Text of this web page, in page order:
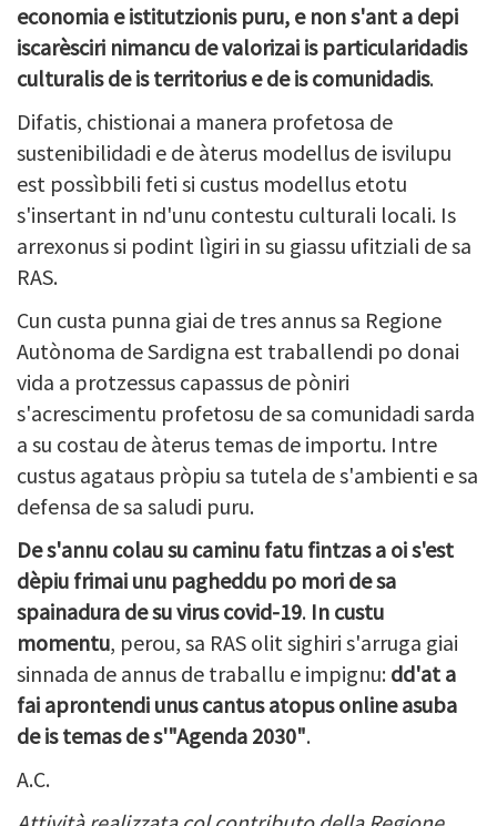
economia e istitutzionis puru, e non s'ant a depi
iscarèsciri nimancu de valorizai is particularidadis
culturalis de is territorius e de is comunidadis.
Difatis, chistionai a manera profetosa de
sustenibilidadi e de àterus modellus de isvilupu
est possìbbili feti si custus modellus etotu
s'insertant in nd'unu contestu culturali locali. Is
arrexonus si podint lìgiri in su giassu ufitziali de sa
RAS.
Cun custa punna giai de tres annus sa Regione
Autònoma de Sardigna est traballendi po donai
vida a protzessus capassus de pòniri
s'acrescimentu profetosu de sa comunidadi sarda
a su costau de àterus temas de importu. Intre
custus agataus pròpiu sa tutela de s'ambienti e sa
defensa de sa saludi puru.
De s'annu colau su caminu fatu fintzas a oi s'est
dèpiu frimai unu pagheddu po mori de sa
spainadura de su virus covid-19. In custu
momentu, perou, sa RAS olit sighiri s'arruga giai
sinnada de annus de traballu e impignu: dd'at a
fai aprontendi unus cantus atopus online asuba
de is temas de s'"Agenda 2030".
A.C.